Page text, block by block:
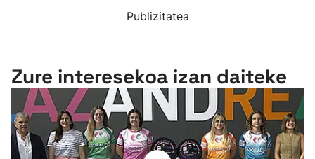
Publizitatea
Zure interesekoa izan daiteke